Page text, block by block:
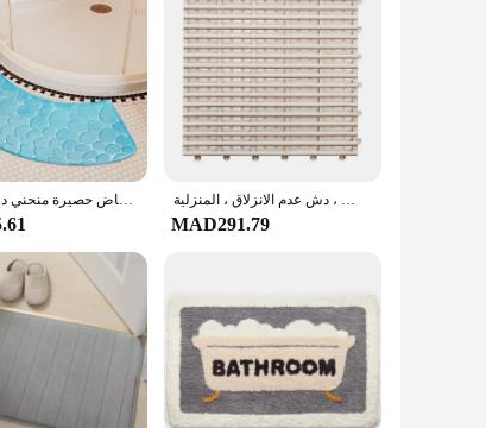
design and easy-to-clean functionality. Crafted
adds a touch of elegance to any bathroom
up the look, the mat's durable construction allows
addition to any bathroom decor.
for use in multiple locations, from homes to
to be washed in a machine makes it a convenient
الحمام حصيرة منحنى القدم حصيرة حصاة النقش السجاد منحني حمام حصيرة عدم الانزلاق ماصة الحمام الطابق المرحاض حصيرة منحني دش حصيرة حصيرة أرضية الحمام استنزاف جوفاء ، الربط بلون خالص ، دش عدم الانزلاق ، المنزلية
MAD291.79